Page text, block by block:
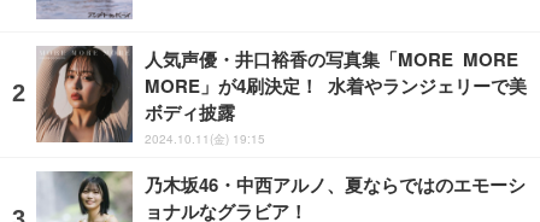
人気声優・井口裕香の写真集「MORE MORE
MORE」が4刷決定！ 水着やランジェリーで美
ボディ披露
2024.10.11(金) 19:15
乃木坂46・中西アルノ、夏ならではのエモーシ
ョナルなグラビア！